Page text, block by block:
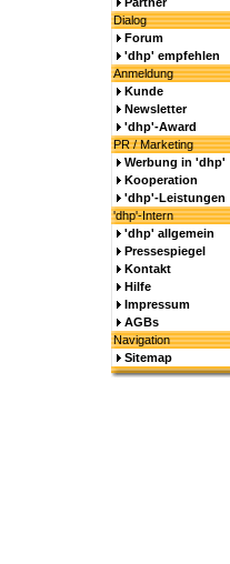
Dialog
Forum
'dhp' empfehlen
Anmeldung
Kunde
Newsletter
'dhp'-Award
PR / Marketing
Werbung in 'dhp'
Kooperation
'dhp'-Leistungen
'dhp'-Intern
'dhp' allgemein
Pressespiegel
Kontakt
Hilfe
Impressum
AGBs
Navigation
Sitemap